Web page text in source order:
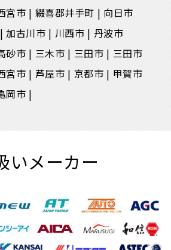
宮市 綴喜郡井手町
向日市
加古川市 川西市
丹波市
砂市 三木市 三田市
三田市
宮市 芦屋市 京都市
甲賀市
岡市
いメーカー